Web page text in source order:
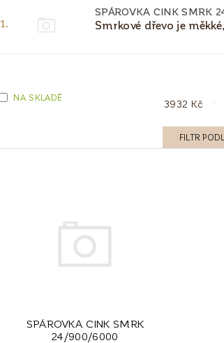
1.
SPÁROVKA CINK SMRK
Smrkové dřevo je
NA SKLADĚ
3932 Kč
FILTR
SPÁROVKA CINK SMRK
24/900/6000